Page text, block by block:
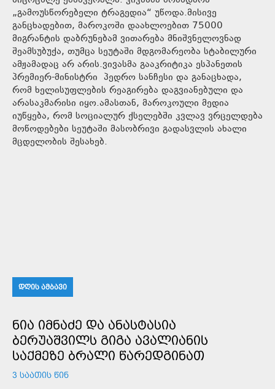
„გამოუსწორებელი ტრაგედია“ უწოდა.მისივე
განცხადებით, მაროკოში დაახლოებით 75000
მიგრანტის დაბრუნებამ ვითარება მნიშვნელოვნად
შეამსუბუქა, თუმცა სეუტაში მდგომარეობა სტაბილური
ამჟამადაც არ არის.ვივასმა გააკრიტიკა ესპანეთის
პრემიერ-მინისტრი პედრო სანჩესი და განაცხადა,
რომ ხელისუფლების რეაგირება დაგვიანებული და
არასაკმარისი იყო.ამასთან, მაროკოული მედია
იუწყება, რომ სოციალურ ქსელებში კვლავ ვრცელდება
მოწოდებები სეუტაში მასობრივი გადასვლის ახალი
მცდელობის შესახებ.
ᲓᲦᲘᲡ ᲐᲛᲑᲐᲕᲘ
ᲜᲘᲐ ᲘᲛᲜᲐᲫᲔ ᲓᲐ ᲐᲜᲐᲡᲢᲐᲡᲘᲐ
ᲑᲔᲠᲣᲐᲨᲕᲘᲚᲡ ᲒᲘᲒᲐ ᲐᲕᲐᲚᲘᲐᲜᲘᲡ
ᲡᲐᲥᲛᲔᲖᲔ ᲑᲠᲐᲚᲘ ᲬᲐᲠᲔᲓᲒᲘᲜᲐᲗ
3 ᲡᲐᲐᲗᲘᲡ ᲬᲘᲜ